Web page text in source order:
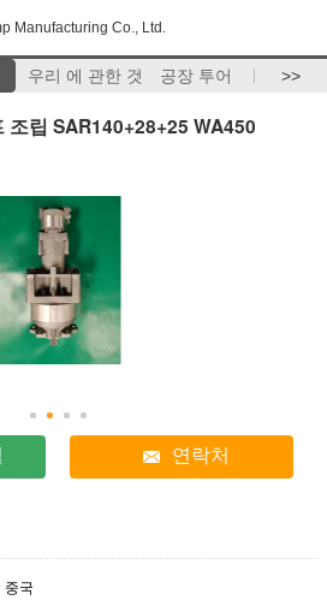
Manufacturing Co., Ltd.
우리 에 관한 것 공장 투어 >>
립 SAR140+28+25 WA450
연락처
중국